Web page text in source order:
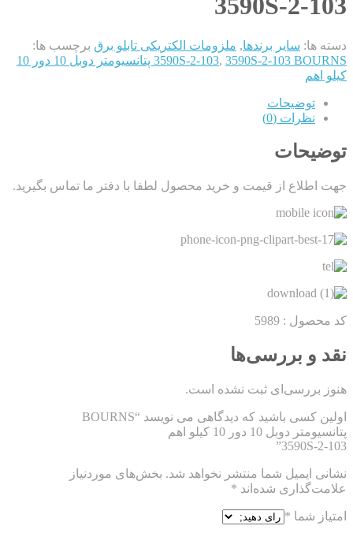
دسته ها: سایر برندها, ملزومات الکتریکی تابلو برق برچسب ها:
3590S-2-103,
3590S-2-103 BOURNS پتانسیومتر دوبل 10 دور 10
کیلو اهم
توضیحات
نظرات (0)
توضیحات
جهت اطلاع از قیمت و خرید محصول لطفا با دفتر ما تماس بگیرید.
کد محصول : 5989
نقد و بررسی‌ها
هنوز بررسی‌ای ثبت نشده است.
اولین کسی باشید که دیدگاهی می نویسد “BOURNS
پتانسیومتر دوبل 10 دور 10 کیلو اهم
3590S-2-103”
نشانی ایمیل شما منتشر نخواهد شد. بخش‌های موردنیاز
علامت‌گذاری شده‌اند *
امتیاز شما *